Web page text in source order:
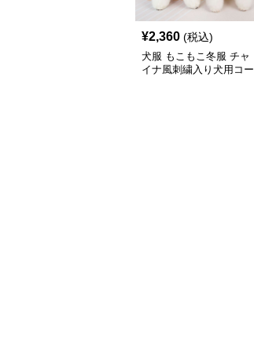
¥2,360 (税込)
犬服 もこもこ冬服 チャ
イナ風刺繍入り犬用コー